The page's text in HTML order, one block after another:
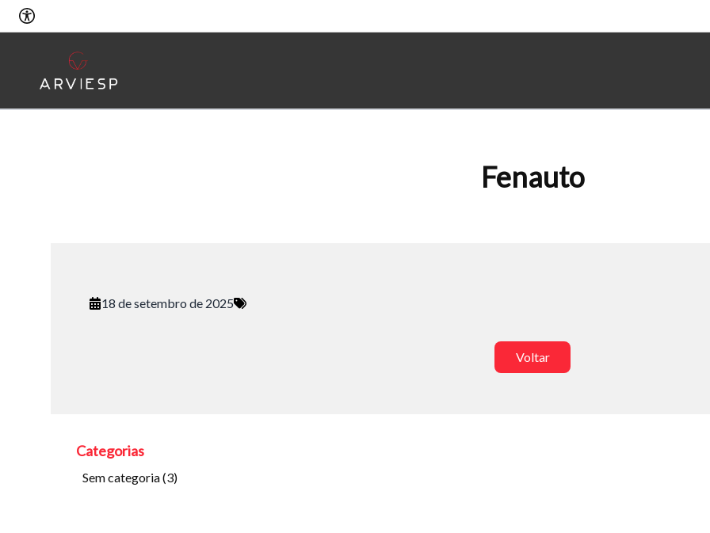
Fenauto
18 de setembro de 2025
Voltar
Categorias
Sem categoria(3)